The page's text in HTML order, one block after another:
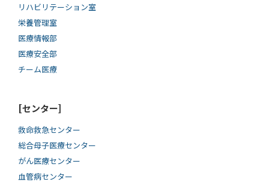
リハビリテーション室
栄養管理室
医療情報部
医療安全部
チーム医療
[センター]
救命救急センター
総合母子医療センター
がん医療センター
血管病センター